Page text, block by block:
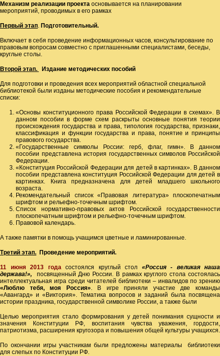
Механизм реализации проекта основывается на планировании
мероприятий, проводимых в его рамках
Первый этап. Подготовительный.
Включает в себя проведение информационных часов, консультирование по
правовым вопросам совместно с приглашенными специалистами, беседы,
круглые столы.
Второй этап. Издание методических пособий
Для подготовки и проведения всех мероприятий областной специальной
библиотекой были изданы методические пособия и рекомендательные
списки:
«Основы конституционного права Российской Федерации в схемах». В
данном пособии в форме схем раскрыты основные понятия теории
происхождения государства и права, типология государства, признаки,
классификация и функции государства и права, понятие и принципы
правового государства.
«Государственные символы России: герб, флаг, гимн». В данном
пособии представлена история государственных символов Российской
Федерации.
«Конституция Российской Федерации для детей в картинках». В данном
пособии представлена конституция Российской Федерации для детей в
картинках. Книга предназначена для детей младшего школьного
возраста.
Рекомендательный список «Правовая литература» плоскопечатным
шрифтом и рельефно-точечным шрифтом.
Список нормативно-правовых актов Российской государственности
плоскопечатным шрифтом и рельефно-точечным шрифтом.
Правовой календарь.
А также памятки в помощь учащимся цветные и ламинированные.
Третий этап. Проведение мероприятий.
11 июня 2013 года состоялся круглый стол «Россия - великая наша
держава!», посвященный Дню России. В рамках круглого стола состоялась
интеллектуальная игра среди читателей библиотеки – инвалидов по зрению
«Люблю тебя, моя Россия». В игре приняли участие две команды
«Авангард» и «Виктория». Тематика вопросов и заданий была посвящена
истории праздника, государственной символике России, а также были
Целью мероприятия стало формирования у детей понимания сущности и
значения Конституции РФ, воспитания чувства уважения, гордости,
патриотизма, расширения кругозора и повышения общей культуры учащихся.
По окончании игры участникам были предложены материалы библиотеки
для слепых по Конституции РФ.